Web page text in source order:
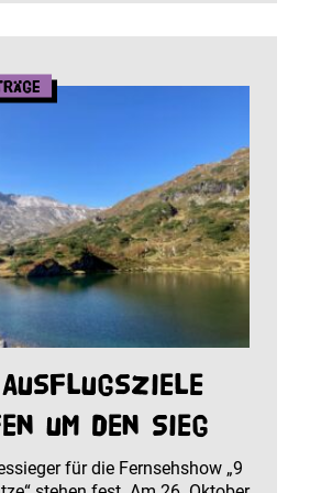
Ausflugsziele
um den Sieg
für die Fernsehshow „9